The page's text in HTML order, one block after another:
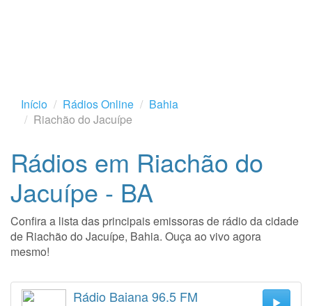
Início Rádios Online
Bahia
Riachão do Jacuípe
Rádios em Riachão do
Jacuípe - BA
Confira a lista das principais emissoras de rádio da cidade
de Riachão do Jacuípe, Bahia. Ouça ao vivo agora
mesmo!
Rádio Baiana 96.5 FM